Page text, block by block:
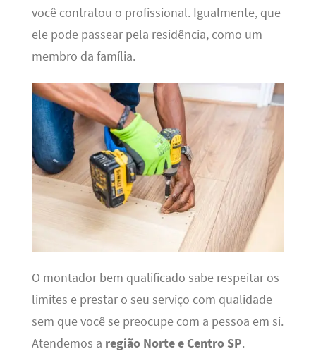
você contratou o profissional. Igualmente, que
ele pode passear pela residência, como um
membro da família.
O montador bem qualificado sabe respeitar os
limites e prestar o seu serviço com qualidade
sem que você se preocupe com a pessoa em si.
Atendemos a região Norte e Centro SP.